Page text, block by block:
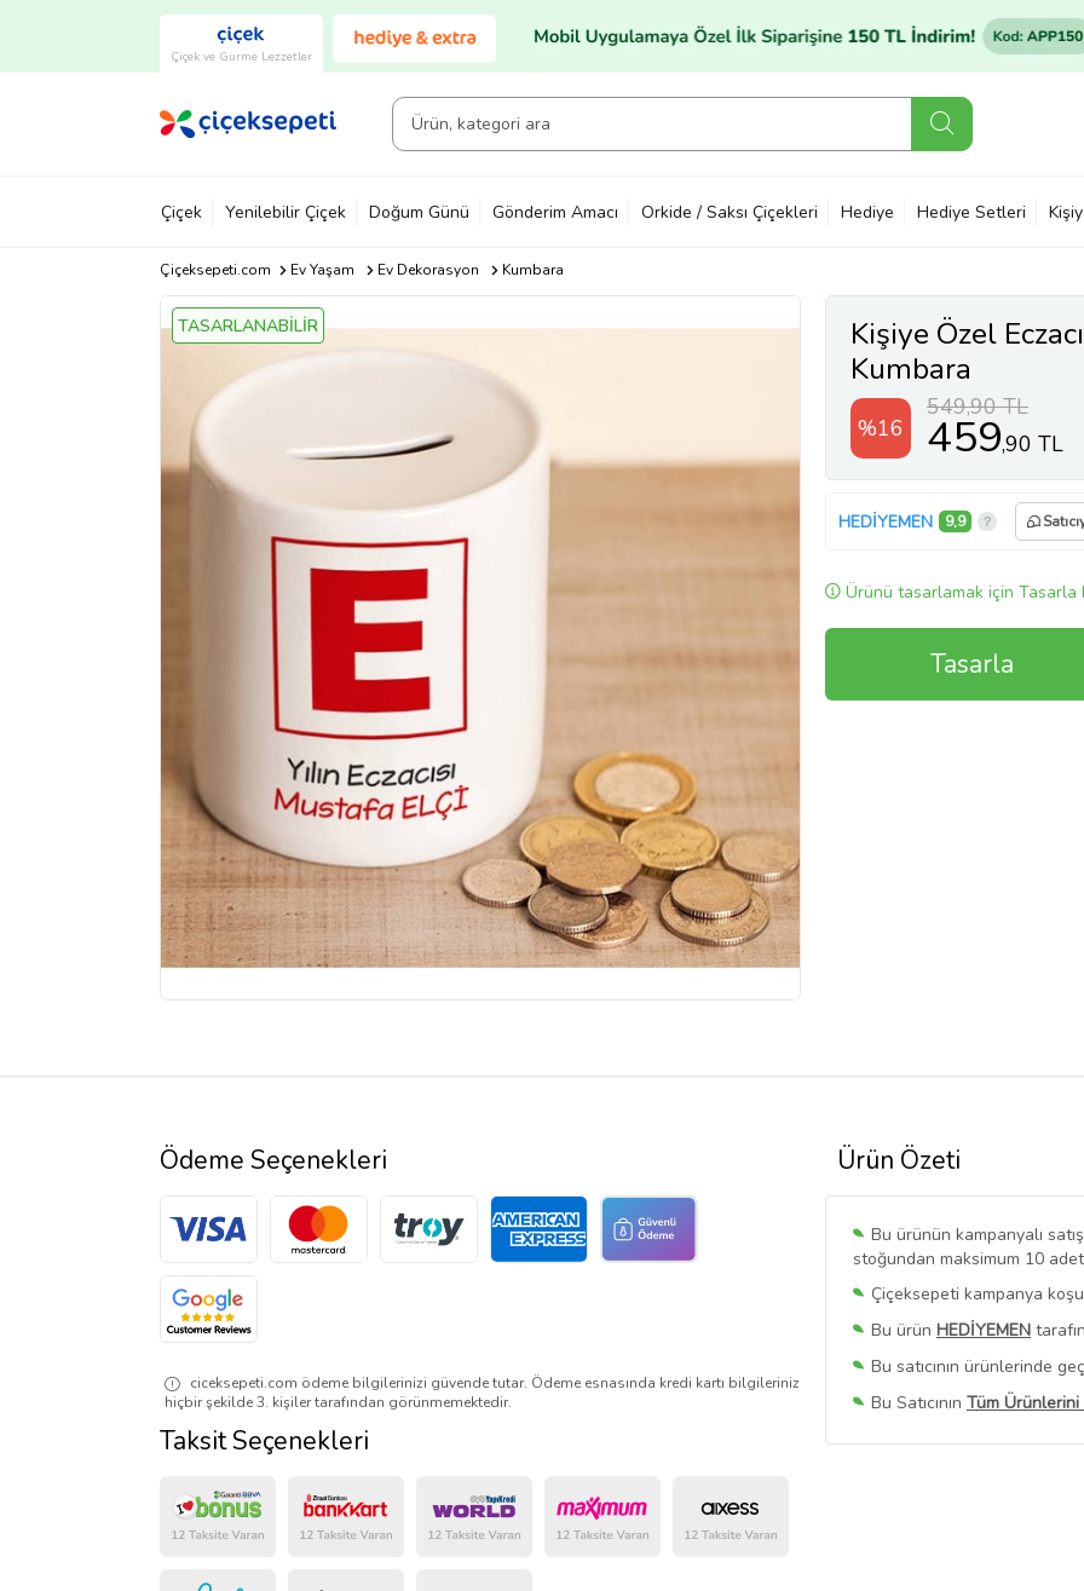
Çiçek ve Gurme Lezzetler
Çiçek Yenilebilir Çiçek Doğum Günü Gönderim Amacı Orkide / Saksı Çiçekleri Hediye Hediye Setleri
Çiçeksepeti.com Ev Yaşam Ev Dekorasyon Kumbara
TASARLANABİLİR
Kişiye Özel
Kumbara
%16
549,90 TL
459,90 TL
HEDİYEMEN 9,9
Ürünü tasarlamak için Tasarla
Tasarla
Ürün Özeti
Bu ürünün kampanyalı
stoğundan maksimum 10
Çiçeksepeti kampanya
Bu ürün HEDİYEMEN
Bu satıcının ürünlerinde
Bu Satıcının Tüm
Ürün sayfasında
Ödeme Seçenekleri
ciceksepeti.com ödeme bilgilerinizi güvende tutar. Ödeme esnasında kredi kartı bilgileriniz
hiçbir şekilde 3. kişiler tarafından görünmemektedir.
Taksit Seçenekleri